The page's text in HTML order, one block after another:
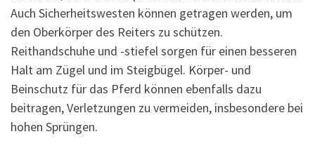
Auch Sicherheitswesten können getragen werden, um
den Oberkörper des Reiters zu schützen.
Reithandschuhe und -stiefel sorgen für einen besseren
Halt am Zügel und im Steigbügel. Körper- und
Beinschutz für das Pferd können ebenfalls dazu
beitragen, Verletzungen zu vermeiden, insbesondere bei
hohen Sprüngen.